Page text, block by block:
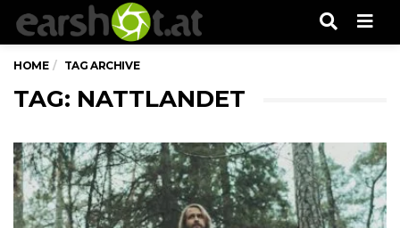
HOME TAG ARCHIVE
TAG: NATTLANDET